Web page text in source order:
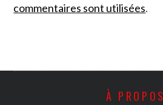
commentaires sont utilisées.
À PROPOS